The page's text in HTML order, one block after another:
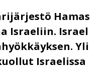
Hamas
Israeliin. Israel
Yli
Israelissa